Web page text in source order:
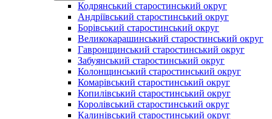
Кодрянський старостинський округ
Андріївський старостинський округ
Борівський старостинський округ
Великокарашинський старостинський округ
Гавронщинський старостинський округ
Забуянський старостинський округ
Колонщинський старостинський округ
Комарівський старостинський округ
Копилівський старостинський округ
Королівський старостинський округ
Калинівський старостинський округ